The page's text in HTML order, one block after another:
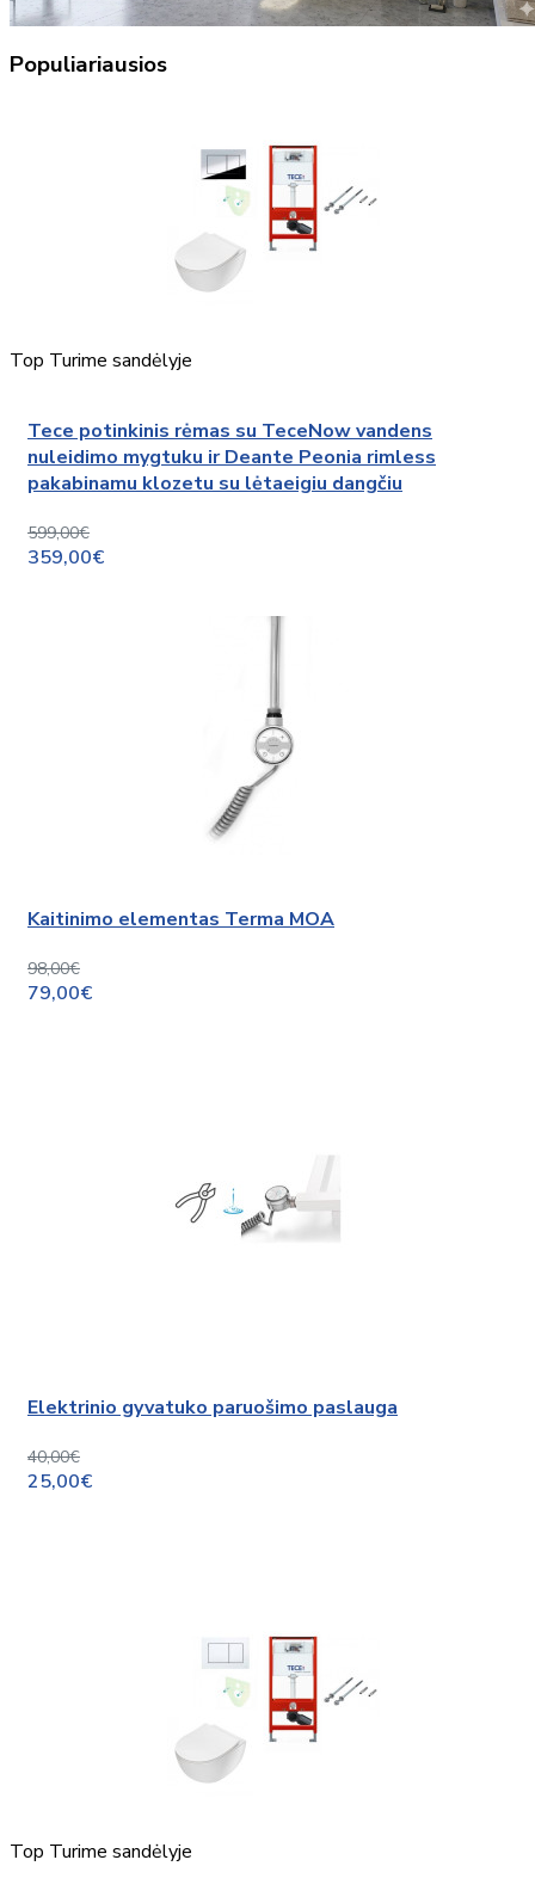
Populiariausios
Top Turime sandėlyje
Tece potinkinis rėmas su TeceNow vandens
nuleidimo mygtuku ir Deante Peonia rimless
pakabinamu klozetu su lėtaeigiu dangčiu
599,00€
359,00€
Kaitinimo elementas Terma MOA
98,00€
79,00€
Elektrinio gyvatuko paruošimo paslauga
40,00€
25,00€
Top Turime sandėlyje